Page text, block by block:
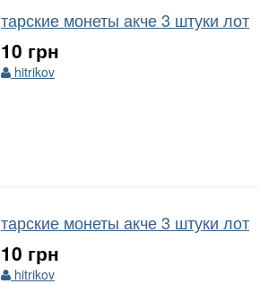
тарские монеты акче 3 штуки лот
10 грн
hitrikov
тарские монеты акче 3 штуки лот
10 грн
hitrikov